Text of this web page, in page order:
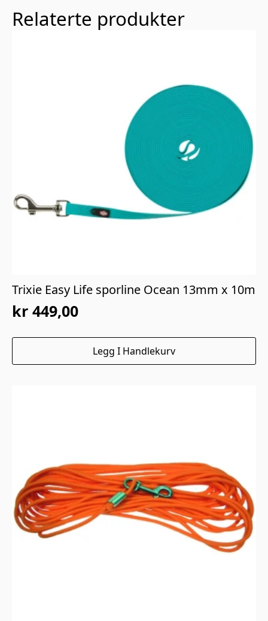
Relaterte produkter
Trixie Easy Life sporline Ocean 13mm x 10m
kr 449,00
Legg I Handlekurv